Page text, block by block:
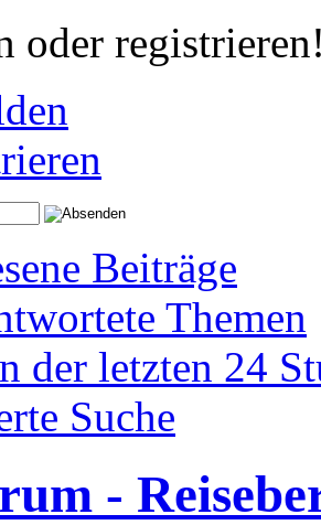
oder
Beiträge
Themen
der letzten 24
Suche
-